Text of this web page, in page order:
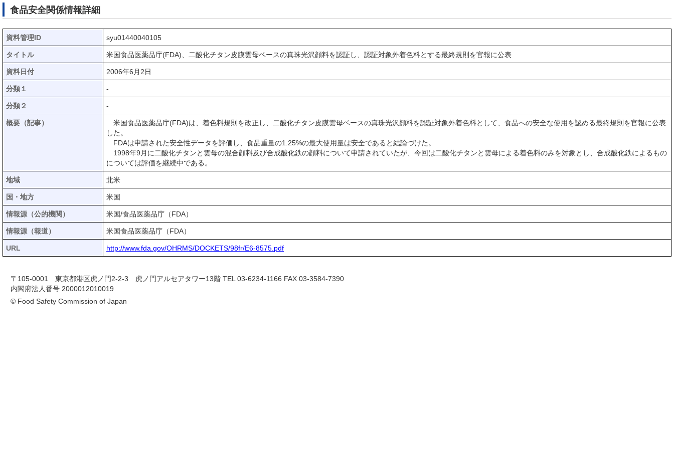
食品安全関係情報詳細
資料管理ID syu01440040105
タイトル 米国食品医薬品庁(FDA)、二酸化チタン皮膜雲母ベースの真珠光沢顔料を認証し、認証対象外着色料とする最終規則を官報に公表
資料日付 2006年6月2日
分類１ -
分類２ -
概要（記事）
米国食品医薬品庁(FDA)は、着色料規則を改正し、二酸化チタン皮膜雲母ベースの真珠光沢顔料を認証対象外着色料として、食品への安全な使用を認める最終規則を官報に公表
した。
FDAは申請された安全性データを評価し、食品重量の1.25%の最大使用量は安全であると結論づけた。
1998年9月に二酸化チタンと雲母の混合顔料及び合成酸化鉄の顔料について申請されていたが、今回は二酸化チタンと雲母による着色料のみを対象とし、合成酸化鉄によるもの
については評価を継続中である。
地域 北米
国・地方 米国
情報源（公的機関） 米国/食品医薬品庁（FDA）
情報源（報道） 米国食品医薬品庁（FDA）
URL http://www.fda.gov/OHRMS/DOCKETS/98fr/E6-8575.pdf
〒105-0001 東京都港区虎ノ門2-2-3 虎ノ門アルセアタワー13階 TEL 03-6234-1166 FAX 03-3584-7390
内閣府法人番号 2000012010019
© Food Safety Commission of Japan